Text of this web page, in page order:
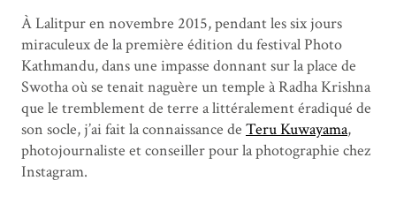
À Lalitpur en novembre 2015, pendant les six jours
miraculeux de la première édition du festival Photo
Kathmandu, dans une impasse donnant sur la place de
Swotha où se tenait naguère un temple à Radha Krishna
que le tremblement de terre a littéralement éradiqué de
son socle, j’ai fait la connaissance de Teru Kuwayama,
photojournaliste et conseiller pour la photographie chez
Instagram.